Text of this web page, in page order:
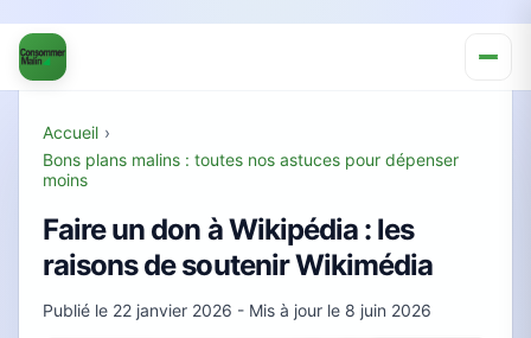
Accueil ›
Bons plans malins : toutes nos astuces pour dépenser
moins
Faire un don à Wikipédia : les
raisons de soutenir Wikimédia
Publié le 22 janvier 2026 - Mis à jour le 8 juin 2026